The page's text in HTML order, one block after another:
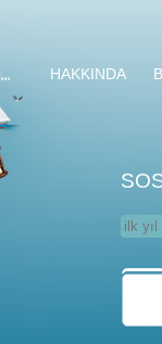
HAKKINDA